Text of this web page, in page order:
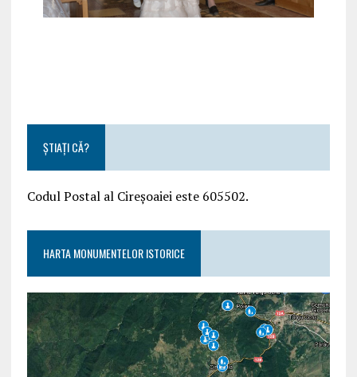
ȘTIAȚI CĂ?
Codul Postal al Cireșoaiei este 605502.
HARTA MONUMENTELOR ISTORICE